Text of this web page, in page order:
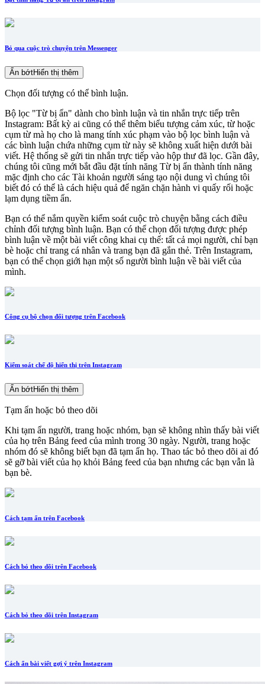
Bỏ qua cuộc trò chuyện trên Messenger
Ẩn bớtHiển thị thêm
Chọn đối tượng có thể bình luận.
Bộ lọc "Từ bị ẩn" dành cho bình luận và tin nhắn trực tiếp trên
Instagram: Bất kỳ ai cũng có thể thêm biểu tượng cảm xúc, từ hoặc
cụm từ mà họ cho là mang tính xúc phạm vào bộ lọc bình luận và
các bình luận chứa những cụm từ này sẽ không xuất hiện dưới bài
viết. Hệ thống sẽ gửi tin nhắn trực tiếp vào hộp thư đã lọc. Gần đây,
chúng tôi cũng mới bắt đầu đặt tính năng Từ bị ẩn thành tính năng
mặc định cho các Tài khoản người sáng tạo nội dung vì chúng tôi
biết đó có thể là cách hiệu quả để ngăn chặn hành vi quấy rối hoặc
lạm dụng tiềm ẩn.
Bạn có thể nắm quyền kiểm soát cuộc trò chuyện bằng cách điều
chỉnh đối tượng bình luận. Bạn có thể chọn đối tượng được phép
bình luận về một bài viết công khai cụ thể: tất cả mọi người, chỉ bạn
bè hoặc chỉ trang cá nhân và trang bạn đã gắn thẻ. Trên Instagram,
bạn có thể chọn giới hạn một số người bình luận về bài viết của
mình.
Công cụ bộ chọn đối tượng trên Facebook
Kiểm soát chế độ hiển thị trên Instagram
Ẩn bớtHiển thị thêm
Tạm ẩn hoặc bỏ theo dõi
Khi tạm ẩn người, trang hoặc nhóm, bạn sẽ không nhìn thấy bài viết
của họ trên Bảng feed của mình trong 30 ngày. Người, trang hoặc
nhóm đó sẽ không biết bạn đã tạm ẩn họ. Thao tác bỏ theo dõi ai đó
sẽ gỡ bài viết của họ khỏi Bảng feed của bạn nhưng các bạn vẫn là
bạn bè.
Cách tạm ẩn trên Facebook
Cách bỏ theo dõi trên Facebook
Cách bỏ theo dõi trên Instagram
Cách ẩn bài viết gợi ý trên Instagram